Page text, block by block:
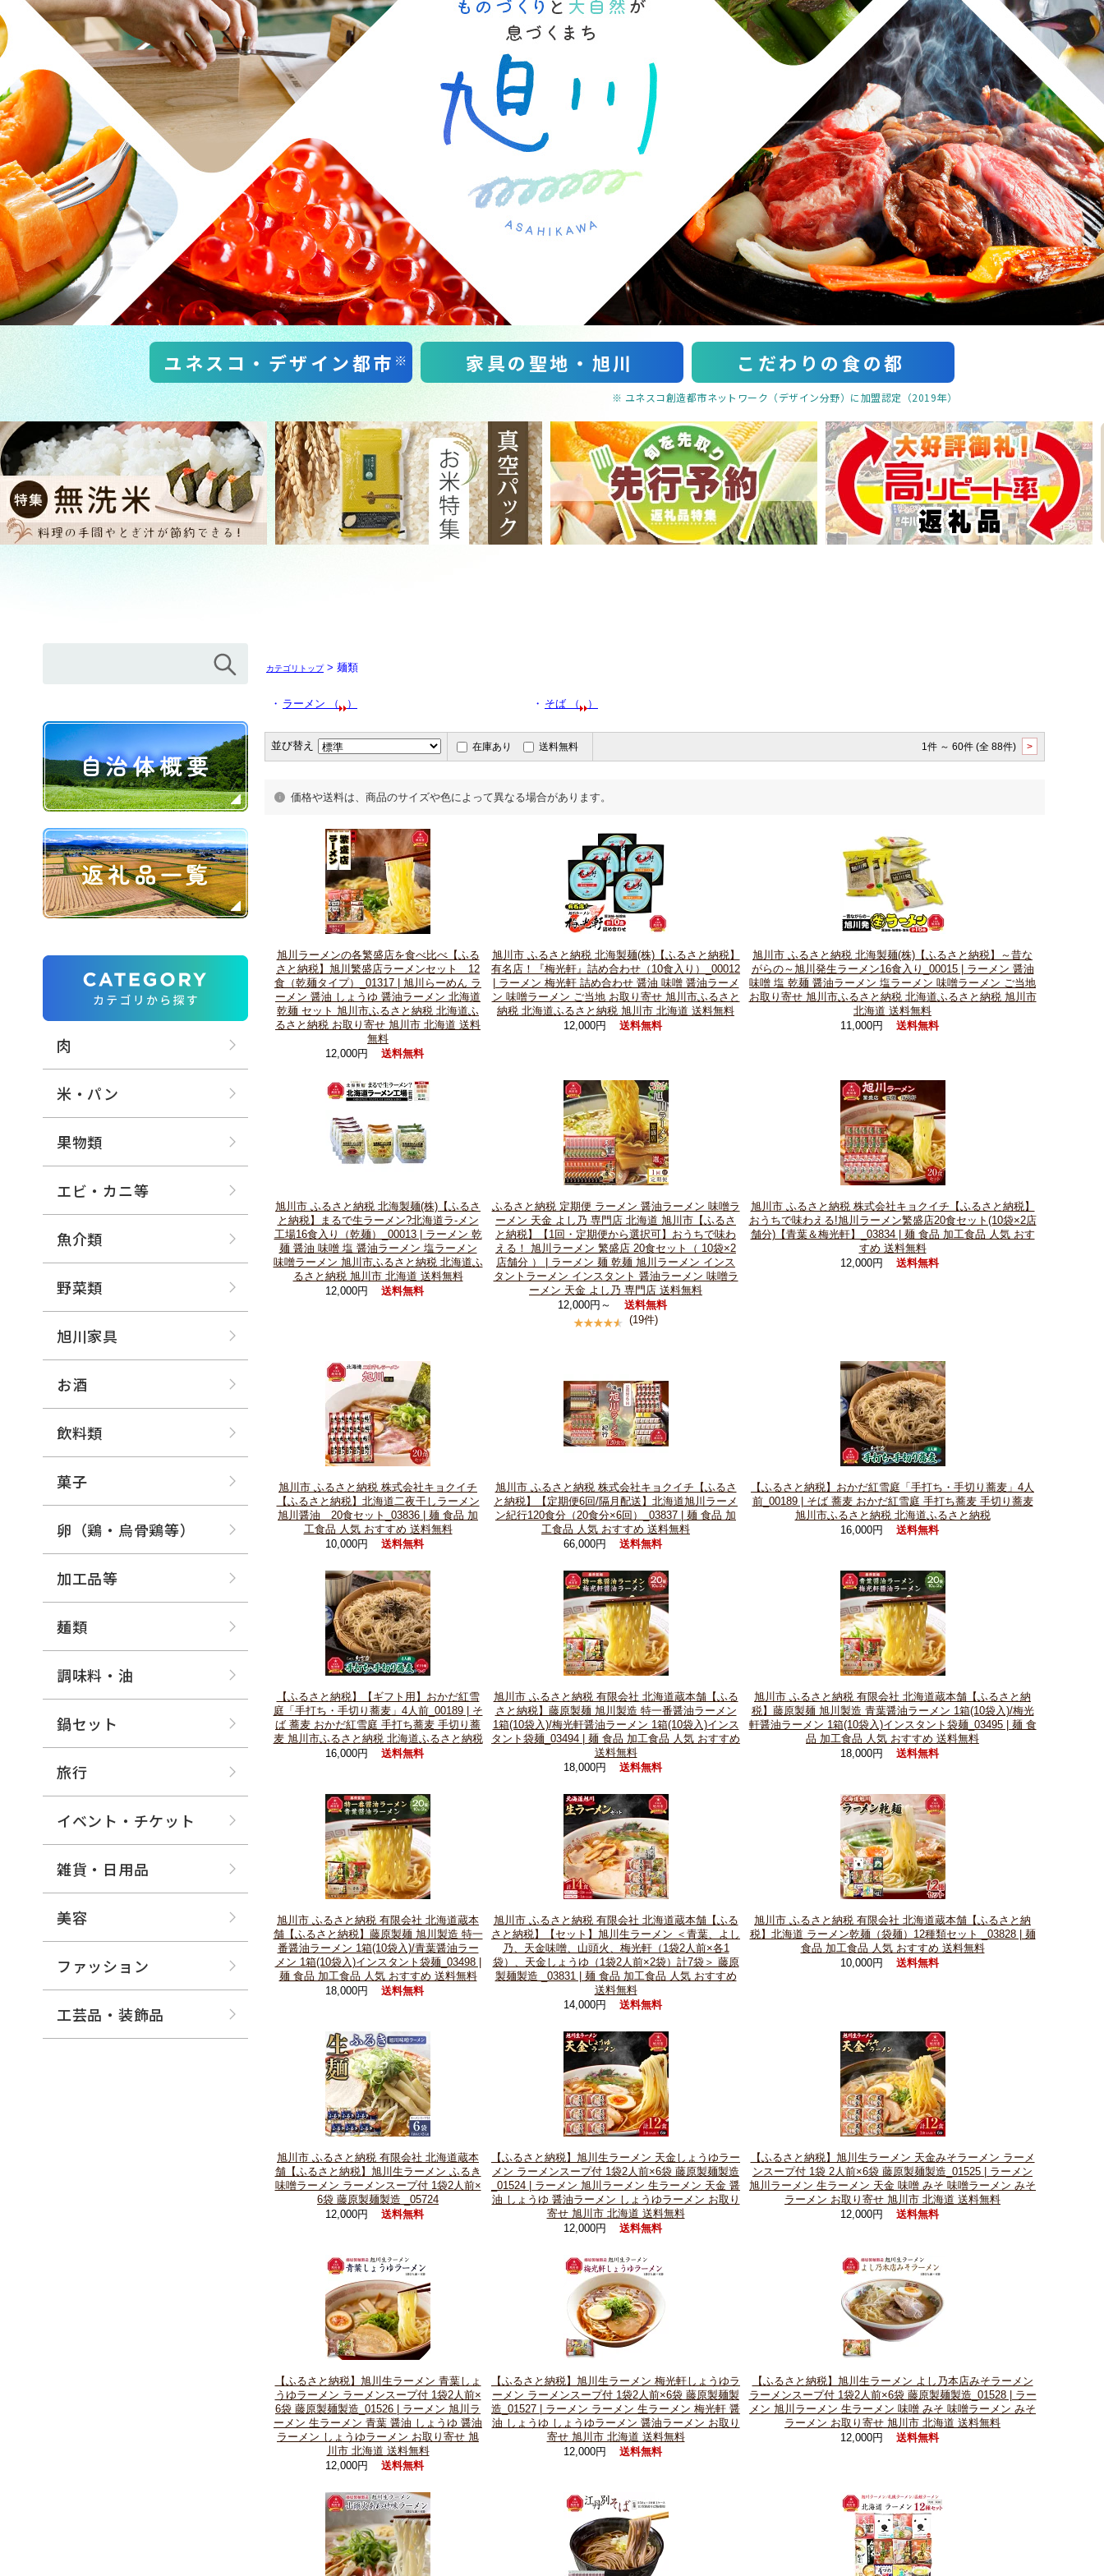
ユネスコ・デザイン都市 ※ 家具の聖地・旭川 こだわりの食の都
※ ユネスコ創造都市ネットワーク（デザイン分野）に加盟認定（2019年）
肉
米・パン
果物類
エビ・カニ等
魚介類
野菜類
旭川家具
お酒
飲料類
菓子
卵（鶏・烏骨鶏等）
加工品等
麺類
調味料・油
鍋セット
旅行
イベント・チケット
雑貨・日用品
美容
ファッション
工芸品・装飾品
カテゴリトップ> 麺類
・ ラーメン （ ） ・ そば （ ）
並び替え 在庫あり 送料無料 1件 ～ 60件 (全 88件) >
価格や送料は、商品のサイズや色によって異なる場合があります。
旭川ラーメンの各繁盛店を食べ比べ【ふる
さと納税】旭川繁盛店ラーメンセット 12
食（乾麺タイプ）_01317 | 旭川らーめん ラ
ーメン 醤油 しょうゆ 醤油ラーメン 北海道
乾麺 セット 旭川市ふるさと納税 北海道ふ
るさと納税 お取り寄せ 旭川市 北海道 送料
無料
12,000円
送料無料
旭川市 ふるさと納税 北海製麺(株)【ふるさと納税】
有名店！『梅光軒』詰め合わせ（10食入り）_00012
| ラーメン 梅光軒 詰め合わせ 醤油 味噌 醤油ラーメ
ン 味噌ラーメン ご当地 お取り寄せ 旭川市ふるさと
納税 北海道ふるさと納税 旭川市 北海道 送料無料
12,000円
送料無料
旭川市 ふるさと納税 北海製麺(株)【ふるさと納税】～昔な
がらの～旭川発生ラーメン16食入り_00015 | ラーメン 醤油
味噌 塩 乾麺 醤油ラーメン 塩ラーメン 味噌ラーメン ご当地
お取り寄せ 旭川市ふるさと納税 北海道ふるさと納税 旭川市
北海道 送料無料
11,000円
送料無料
旭川市 ふるさと納税 北海製麺(株)【ふるさ
と納税】まるで生ラーメン?北海道ラ-メン
工場16食入り（乾麺）_00013 | ラーメン 乾
麺 醤油 味噌 塩 醤油ラーメン 塩ラーメン
味噌ラーメン 旭川市ふるさと納税 北海道ふ
るさと納税 旭川市 北海道 送料無料
12,000円
送料無料
ふるさと納税 定期便 ラーメン 醤油ラーメン 味噌ラ
ーメン 天金 よし乃 専門店 北海道 旭川市【ふるさ
と納税】【1回・定期便から選択可】おうちで味わ
える！ 旭川ラーメン 繁盛店 20食セット（ 10袋×2
店舗分 ） | ラーメン 麺 乾麺 旭川ラーメン インス
タントラーメン インスタント 醤油ラーメン 味噌ラ
ーメン 天金 よし乃 専門店 送料無料
12,000円～
送料無料
(19件)
旭川市 ふるさと納税 株式会社キョクイチ【ふるさと納税】
おうちで味わえる!旭川ラーメン繁盛店20食セット(10袋×2店
舗分)【青葉＆梅光軒】_03834 | 麺 食品 加工食品 人気 おす
すめ 送料無料
12,000円
送料無料
旭川市 ふるさと納税 株式会社キョクイチ
【ふるさと納税】北海道二夜干しラーメン
旭川醤油 20食セット_03836 | 麺 食品 加
工食品 人気 おすすめ 送料無料
10,000円
送料無料
旭川市 ふるさと納税 株式会社キョクイチ【ふるさ
と納税】【定期便6回/隔月配送】北海道旭川ラーメ
ン紀行120食分（20食分×6回）_03837 | 麺 食品 加
工食品 人気 おすすめ 送料無料
66,000円
送料無料
【ふるさと納税】おかだ紅雪庭「手打ち・手切り蕎麦」4人
前_00189 | そば 蕎麦 おかだ紅雪庭 手打ち蕎麦 手切り蕎麦
旭川市ふるさと納税 北海道ふるさと納税
16,000円
送料無料
【ふるさと納税】【ギフト用】おかだ紅雪
庭「手打ち・手切り蕎麦」4人前_00189 | そ
ば 蕎麦 おかだ紅雪庭 手打ち蕎麦 手切り蕎
麦 旭川市ふるさと納税 北海道ふるさと納税
16,000円
送料無料
旭川市 ふるさと納税 有限会社 北海道蔵本舗【ふる
さと納税】藤原製麺 旭川製造 特一番醤油ラーメン
1箱(10袋入)/梅光軒醤油ラーメン 1箱(10袋入)インス
タント袋麺_03494 | 麺 食品 加工食品 人気 おすすめ
送料無料
18,000円
送料無料
旭川市 ふるさと納税 有限会社 北海道蔵本舗【ふるさと納
税】藤原製麺 旭川製造 青葉醤油ラーメン 1箱(10袋入)/梅光
軒醤油ラーメン 1箱(10袋入)インスタント袋麺_03495 | 麺 食
品 加工食品 人気 おすすめ 送料無料
18,000円
送料無料
旭川市 ふるさと納税 有限会社 北海道蔵本
舗【ふるさと納税】藤原製麺 旭川製造 特一
番醤油ラーメン 1箱(10袋入)/青葉醤油ラー
メン 1箱(10袋入)インスタント袋麺_03498 |
麺 食品 加工食品 人気 おすすめ 送料無料
18,000円
送料無料
旭川市 ふるさと納税 有限会社 北海道蔵本舗【ふる
さと納税】【セット】旭川生ラーメン ＜青葉、よし
乃、天金味噌、山頭火、梅光軒（1袋2人前×各1
袋）、天金しょうゆ（1袋2人前×2袋）計7袋＞ 藤原
製麺製造 _03831 | 麺 食品 加工食品 人気 おすすめ
送料無料
14,000円
送料無料
旭川市 ふるさと納税 有限会社 北海道蔵本舗【ふるさと納
税】北海道 ラーメン乾麺（袋麺）12種類セット _03828 | 麺
食品 加工食品 人気 おすすめ 送料無料
10,000円
送料無料
旭川市 ふるさと納税 有限会社 北海道蔵本
舗【ふるさと納税】旭川生ラーメン ふるき
味噌ラーメン ラーメンスープ付 1袋2人前×
6袋 藤原製麺製造 _05724
12,000円
送料無料
【ふるさと納税】旭川生ラーメン 天金しょうゆラー
メン ラーメンスープ付 1袋2人前×6袋 藤原製麺製造
_01524 | ラーメン 旭川ラーメン 生ラーメン 天金 醤
油 しょうゆ 醤油ラーメン しょうゆラーメン お取り
寄せ 旭川市 北海道 送料無料
12,000円
送料無料
【ふるさと納税】旭川生ラーメン 天金みそラーメン ラーメ
ンスープ付 1袋 2人前×6袋 藤原製麺製造_01525 | ラーメン
旭川ラーメン 生ラーメン 天金 味噌 みそ 味噌ラーメン みそ
ラーメン お取り寄せ 旭川市 北海道 送料無料
12,000円
送料無料
【ふるさと納税】旭川生ラーメン 青葉しょ
うゆラーメン ラーメンスープ付 1袋2人前×
6袋 藤原製麺製造_01526 | ラーメン 旭川ラ
ーメン 生ラーメン 青葉 醤油 しょうゆ 醤油
ラーメン しょうゆラーメン お取り寄せ 旭
川市 北海道 送料無料
12,000円
送料無料
【ふるさと納税】旭川生ラーメン 梅光軒しょうゆラ
ーメン ラーメンスープ付 1袋2人前×6袋 藤原製麺製
造_01527 | ラーメン ラーメン 生ラーメン 梅光軒 醤
油 しょうゆ しょうゆラーメン 醤油ラーメン お取り
寄せ 旭川市 北海道 送料無料
12,000円
送料無料
【ふるさと納税】旭川生ラーメン よし乃本店みそラーメン
ラーメンスープ付 1袋2人前×6袋 藤原製麺製造_01528 | ラー
メン 旭川ラーメン 生ラーメン 味噌 みそ 味噌ラーメン みそ
ラーメン お取り寄せ 旭川市 北海道 送料無料
12,000円
送料無料